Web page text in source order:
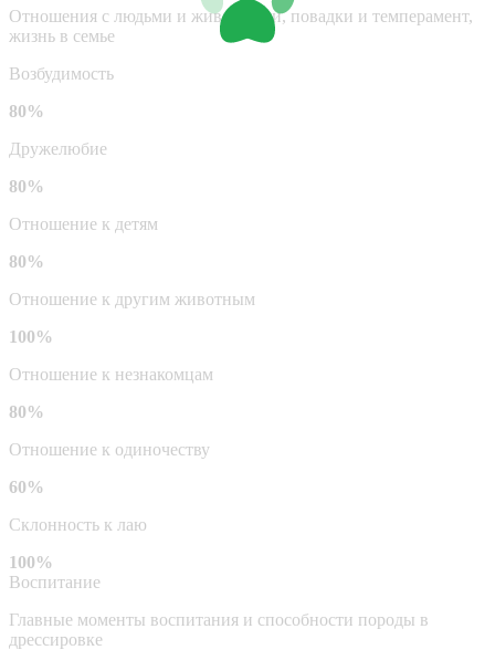
Отношения с людьми и животными, повадки и темперамент,
жизнь в семье
Возбудимость
80%
Дружелюбие
80%
Отношение к детям
80%
Отношение к другим животным
100%
Отношение к незнакомцам
80%
Отношение к одиночеству
60%
Склонность к лаю
100%
Воспитание
Главные моменты воспитания и способности породы в
дрессировке